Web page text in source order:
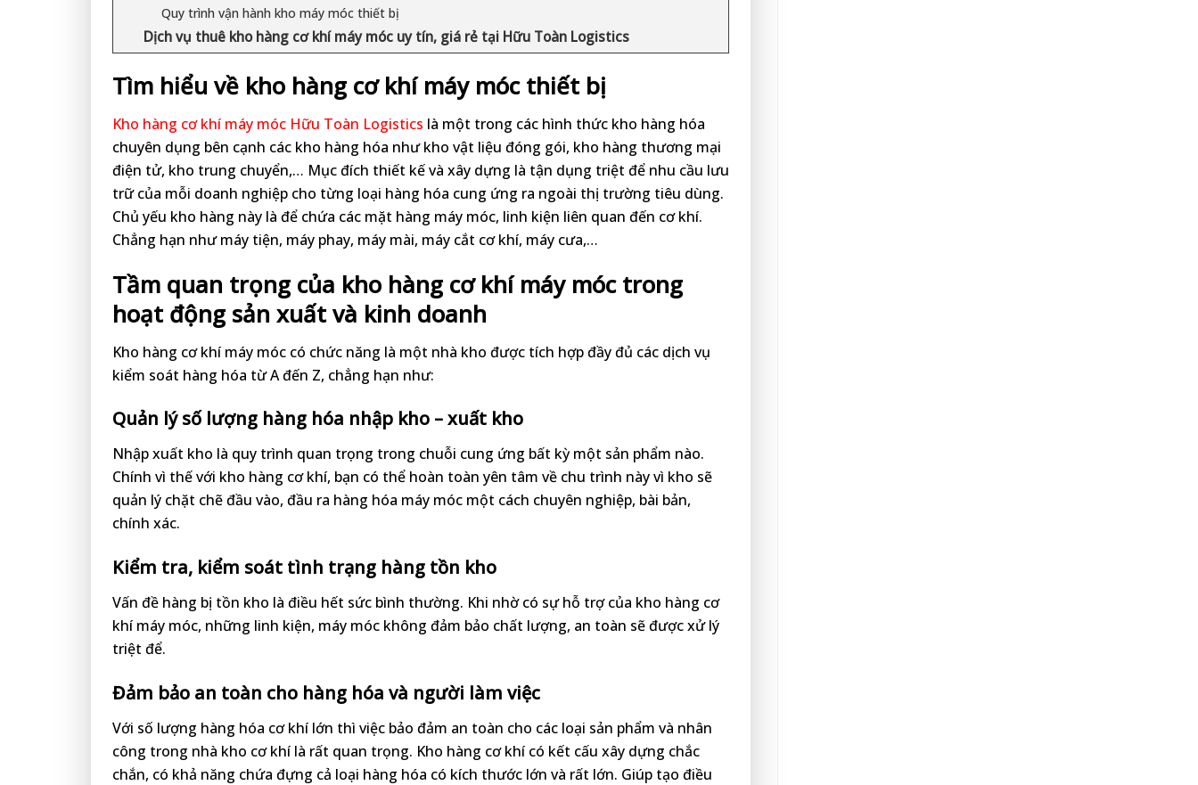
Quy trình vận hành kho máy móc thiết bị
Dịch vụ thuê kho hàng cơ khí máy móc uy tín, giá rẻ tại Hữu Toàn Logistics
Tìm hiểu về kho hàng cơ khí máy móc thiết bị
Kho hàng cơ khí máy móc Hữu Toàn Logistics là một trong các hình thức kho hàng hóa
chuyên dụng bên cạnh các kho hàng hóa như kho vật liệu đóng gói, kho hàng thương mại
điện tử, kho trung chuyển,… Mục đích thiết kế và xây dựng là tận dụng triệt để nhu cầu lưu
trữ của mỗi doanh nghiệp cho từng loại hàng hóa cung ứng ra ngoài thị trường tiêu dùng.
Chủ yếu kho hàng này là để chứa các mặt hàng máy móc, linh kiện liên quan đến cơ khí.
Chẳng hạn như máy tiện, máy phay, máy mài, máy cắt cơ khí, máy cưa,…
Tầm quan trọng của kho hàng cơ khí máy móc trong
hoạt động sản xuất và kinh doanh
Kho hàng cơ khí máy móc có chức năng là một nhà kho được tích hợp đầy đủ các dịch vụ
kiểm soát hàng hóa từ A đến Z, chẳng hạn như:
Quản lý số lượng hàng hóa nhập kho – xuất kho
Nhập xuất kho là quy trình quan trọng trong chuỗi cung ứng bất kỳ một sản phẩm nào.
Chính vì thế với kho hàng cơ khí, bạn có thể hoàn toàn yên tâm về chu trình này vì kho sẽ
quản lý chặt chẽ đầu vào, đầu ra hàng hóa máy móc một cách chuyên nghiệp, bài bản,
chính xác.
Kiểm tra, kiểm soát tình trạng hàng tồn kho
Vấn đề hàng bị tồn kho là điều hết sức bình thường. Khi nhờ có sự hỗ trợ của kho hàng cơ
khí máy móc, những linh kiện, máy móc không đảm bảo chất lượng, an toàn sẽ được xử lý
triệt để.
Đảm bảo an toàn cho hàng hóa và người làm việc
Với số lượng hàng hóa cơ khí lớn thì việc bảo đảm an toàn cho các loại sản phẩm và nhân
công trong nhà kho cơ khí là rất quan trọng. Kho hàng cơ khí có kết cấu xây dựng chắc
chắn, có khả năng chứa đựng cả loại hàng hóa có kích thước lớn và rất lớn. Giúp tạo điều